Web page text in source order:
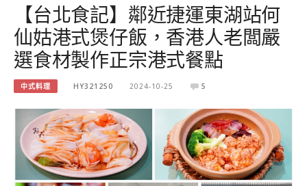
【台北食記】鄰近捷運東湖站何
仙姑港式煲仔飯，香港人老闆嚴
選食材製作正宗港式餐點
中式料理 HY321250 2024-10-25 5